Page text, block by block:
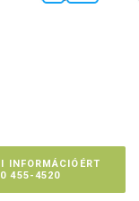
INFORMÁCIÓÉRT
455-4520